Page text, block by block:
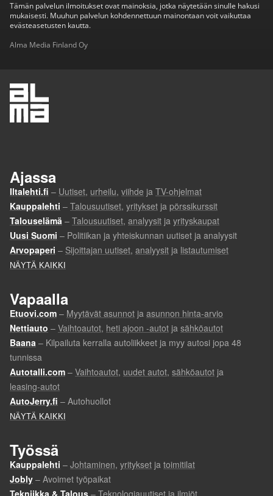
Tämän palvelun ilmoitukset ovat mainoksia, jotka näytetään sinulle hakusi
mukaisesti. Muuhun palvelun kohdennettuun mainontaan voit vaikuttaa
evästeasetusten kautta.
Alma Media Finland Oy